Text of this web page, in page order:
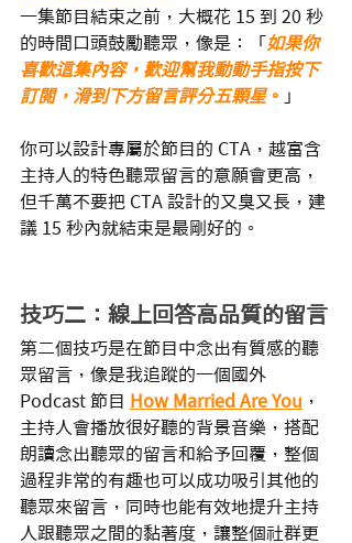
一集節目結束之前，大概花 15 到 20 秒
的時間口頭鼓勵聽眾，像是：「 如果你
喜歡這集內容，歡迎幫我動動手指按下
訂閱，滑到下方留言評分五顆星。 」
你可以設計專屬於節目的 CTA，越富含
主持人的特色聽眾留言的意願會更高，
但千萬不要把 CTA 設計的又臭又長，建
議 15 秒內就結束是最剛好的。
技巧二：線上回答高品質的留言
第二個技巧是在節目中念出有質感的聽
眾留言，像是我追蹤的一個國外
Podcast 節目
How Married Are You ，
主持人會播放很好聽的背景音樂，搭配
朗讀念出聽眾的留言和給予回覆，整個
過程非常的有趣也可以成功吸引其他的
聽眾來留言，同時也能有效地提升主持
人跟聽眾之間的黏著度，讓整個社群更